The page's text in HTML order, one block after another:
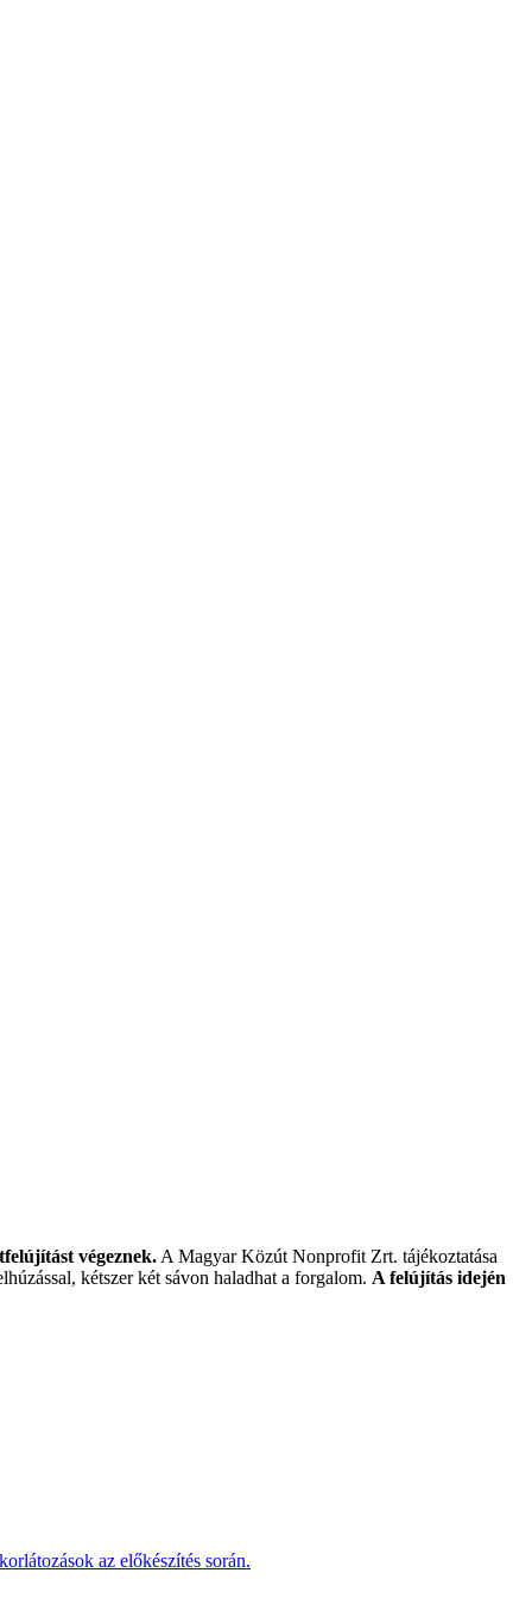
végeznek. A Magyar Közút Nonprofit Zrt. tájékoztatása
kétszer két sávon haladhat a forgalom. A felújítás idején
az előkészítés során.